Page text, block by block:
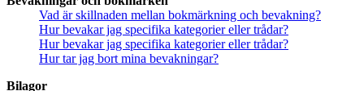
Vad är skillnaden mellan bokmärkning och bevakning?
Hur bevakar jag specifika kategorier eller trådar?
Hur bevakar jag specifika kategorier eller trådar?
Hur tar jag bort mina bevakningar?
Bilagor